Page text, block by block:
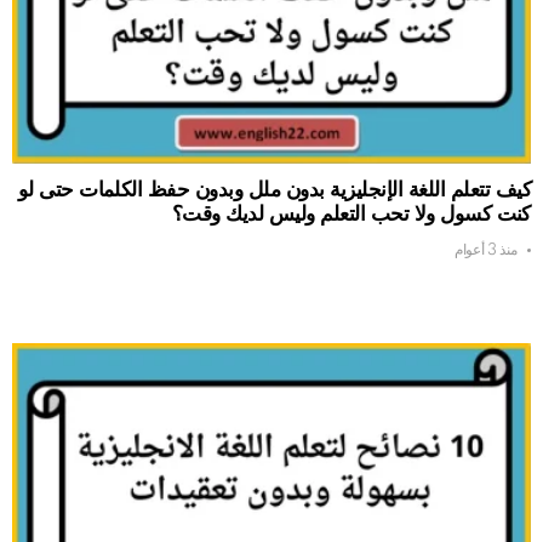
كيف تتعلم اللغة الإنجليزية بدون ملل وبدون حفظ الكلمات حتى لو
كنت كسول ولا تحب التعلم وليس لديك وقت؟
منذ 3 أعوام